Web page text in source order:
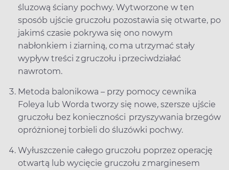
śluzową ściany pochwy. Wytworzone w ten
sposób ujście gruczołu pozostawia się otwarte, po
jakimś czasie pokrywa się ono nowym
nabłonkiem i ziarniną, co ma utrzymać stały
wypływ treści z gruczołu i przeciwdziałać
nawrotom.
Metoda balonikowa – przy pomocy cewnika
Foleya lub Worda tworzy się nowe, szersze ujście
gruczołu bez konieczności przyszywania brzegów
opróżnionej torbieli do śluzówki pochwy.
Wyłuszczenie całego gruczołu poprzez operację
otwartą lub wycięcie gruczołu z marginesem